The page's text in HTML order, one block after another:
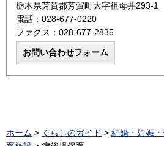
栃木県芳賀郡芳賀町大字祖母井293-1
電話：028-677-0220
ファクス：028-677-2835
ホーム > くらしのガイド > 結婚・妊娠